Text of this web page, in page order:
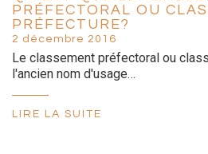
PRÉFECTORAL OU
PRÉFECTURE?
2 décembre 2016
Le classement préfectoral ou
l'ancien nom d'usage…
LIRE LA SUITE